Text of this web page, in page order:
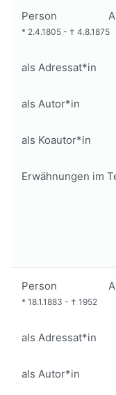
Person
* 2.4.1805 - † 4.8.1875
als Adressat*in
als Autor*in
als Koautor*in
Erwähnungen im
Person
* 18.1.1883 - † 1952
als Adressat*in
als Autor*in